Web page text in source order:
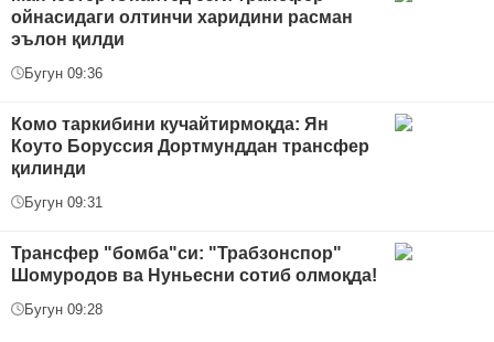
ойнасидаги олтинчи харидини расман
эълон қилди
Бугун 09:36
Комо таркибини кучайтирмоқда: Ян
Коуто Боруссия Дортмунддан трансфер
қилинди
Бугун 09:31
Трансфер "бомба"си: "Трабзонспор"
Шомуродов ва Нуньесни сотиб олмоқда!
Бугун 09:28